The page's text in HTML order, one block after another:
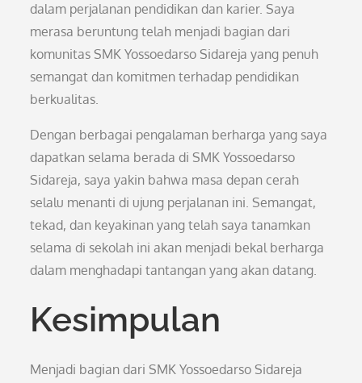
dalam perjalanan pendidikan dan karier. Saya
merasa beruntung telah menjadi bagian dari
komunitas SMK Yossoedarso Sidareja yang penuh
semangat dan komitmen terhadap pendidikan
berkualitas.
Dengan berbagai pengalaman berharga yang saya
dapatkan selama berada di SMK Yossoedarso
Sidareja, saya yakin bahwa masa depan cerah
selalu menanti di ujung perjalanan ini. Semangat,
tekad, dan keyakinan yang telah saya tanamkan
selama di sekolah ini akan menjadi bekal berharga
dalam menghadapi tantangan yang akan datang.
Kesimpulan
Menjadi bagian dari SMK Yossoedarso Sidareja